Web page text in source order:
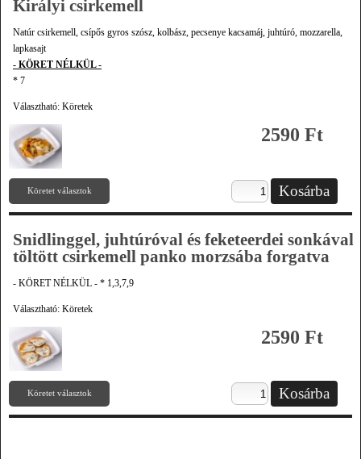
Királyi csirkemell
Natúr csirkemell, csípős gyros szósz, kolbász, pecsenye kacsamáj, juhtúró, mozzarella,
lapkasajt
- KÖRET NÉLKÜL -
* 7
Választható: Köretek
Köretet választok
2590 Ft
Snidlinggel, juhtúróval és feketeerdei sonkával
töltött csirkemell panko morzsába forgatva
- KÖRET NÉLKÜL - * 1,3,7,9
Választható: Köretek
Köretet választok
2590 Ft